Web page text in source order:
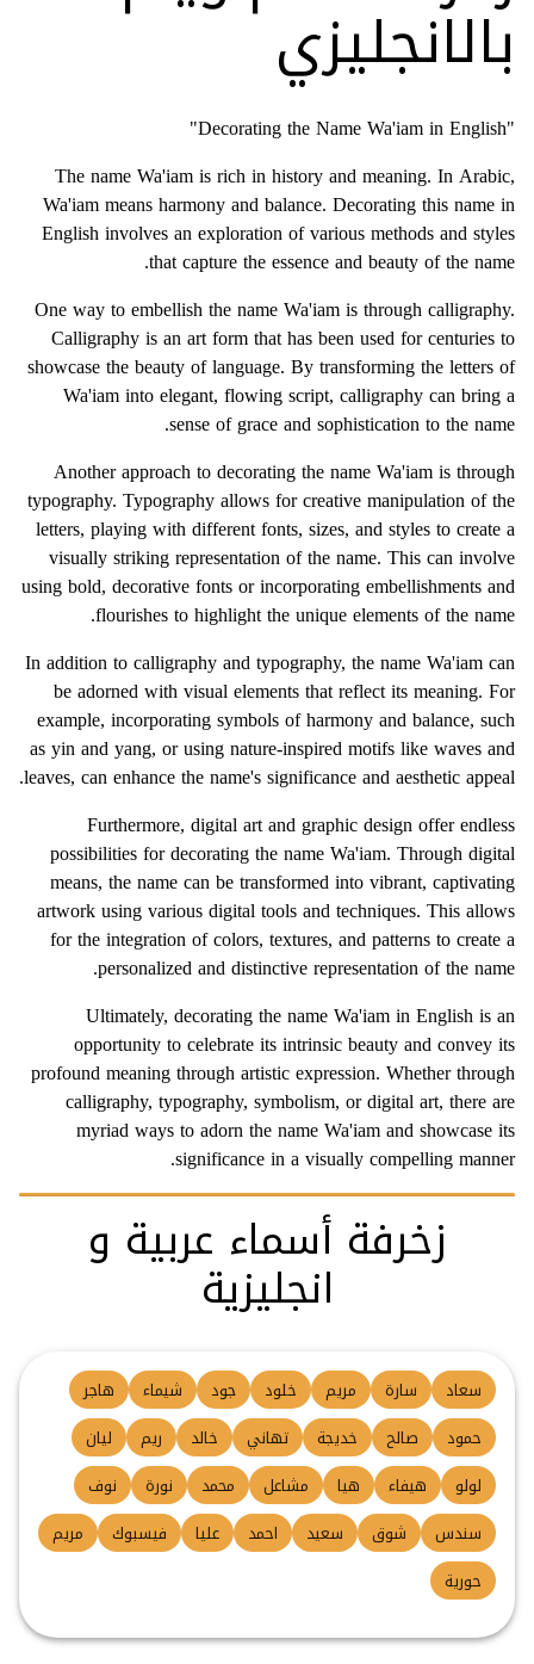
بالانجليزي
"Decorating the Name Wa'iam in English"
The name Wa'iam is rich in history and meaning. In Arabic,
Wa'iam means harmony and balance. Decorating this name in
English involves an exploration of various methods and styles
that capture the essence and beauty of the name.
One way to embellish the name Wa'iam is through calligraphy.
Calligraphy is an art form that has been used for centuries to
showcase the beauty of language. By transforming the letters of
Wa'iam into elegant, flowing script, calligraphy can bring a
sense of grace and sophistication to the name.
Another approach to decorating the name Wa'iam is through
typography. Typography allows for creative manipulation of the
letters, playing with different fonts, sizes, and styles to create a
visually striking representation of the name. This can involve
using bold, decorative fonts or incorporating embellishments and
flourishes to highlight the unique elements of the name.
In addition to calligraphy and typography, the name Wa'iam can
be adorned with visual elements that reflect its meaning. For
example, incorporating symbols of harmony and balance, such
as yin and yang, or using nature-inspired motifs like waves and
leaves, can enhance the name's significance and aesthetic appeal.
Furthermore, digital art and graphic design offer endless
possibilities for decorating the name Wa'iam. Through digital
means, the name can be transformed into vibrant, captivating
artwork using various digital tools and techniques. This allows
for the integration of colors, textures, and patterns to create a
personalized and distinctive representation of the name.
Ultimately, decorating the name Wa'iam in English is an
opportunity to celebrate its intrinsic beauty and convey its
profound meaning through artistic expression. Whether through
calligraphy, typography, symbolism, or digital art, there are
myriad ways to adorn the name Wa'iam and showcase its
significance in a visually compelling manner.
زخرفة أسماء عربية و
انجليزية
سعاد سارة مريم خلود جود شيماء
هاجر
حمود
صالح خديجة تهاني خالد ريم
ليان
لولو
هيفاء هيا مشاعل محمد نورة
نوف
سندس
شوق سعيد احمد عليا فيسبوك
مريم
حورية